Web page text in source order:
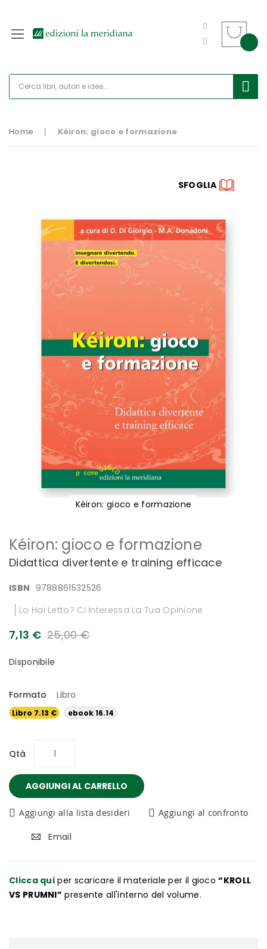
Home Kéiron: gioco e formazione
Kéiron: gioco e formazione
Didattica divertente e training efficace
ISBN 9788861532526
Lo Hai Letto? Ci Interessa La Tua Opinione
7,13 € 25,00 €
Disponibile
Formato Libro
Libro 7.13 €
ebook 16.14
Qtà
AGGIUNGI AL CARRELLO
Aggiungi alla lista desideri Aggiungi al confronto
Email
Clicca qui per scaricare il materiale per il gioco“KROLL
VS PRUMNI” presente all'interno del volume.
SFOGLIA
Kéiron: gioco e formazione
all'inizio
galleria
immagini